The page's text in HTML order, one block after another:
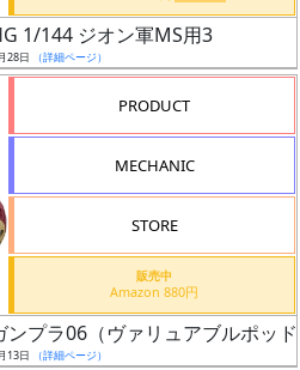
1/144 ジオン軍MS用3
28日 （詳細ページ）
PRODUCT
MECHANIC
STORE
販売中
Amazon 880円
プラ06（ヴァリュアブルポッ
13日 （詳細ページ）